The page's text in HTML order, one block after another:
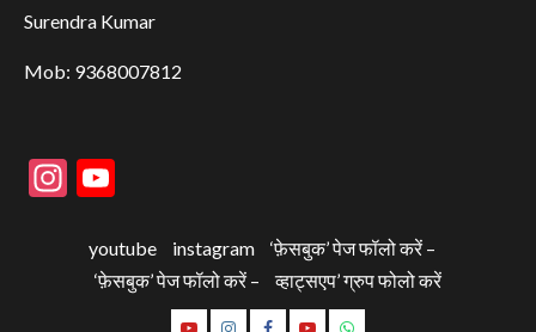
Surendra Kumar
Mob: 9368007812
Instagram
youtube instagram
‘फ़ेसबुक’ पेज फॉलो करें –
‘फ़ेसबुक’ पेज फॉलो करें –
व्हाट्सएप’ ग्रुप फोलो करें
youtubeinstagram
‘फ़ेसबुक’‘फ़ेसबुक’व्हाट्सएप’